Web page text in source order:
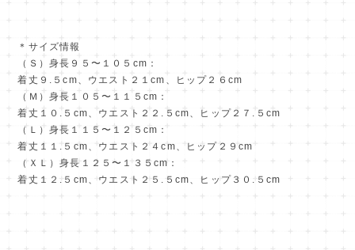
＊サイズ情報
（Ｓ）身長９５〜１０５cm：
着丈９.５cm、ウエスト２１cm、ヒップ２６cm
（Ｍ）身長１０５〜１１５cm：
着丈１０.５cm、ウエスト２２.５cm、ヒップ２７.５cm
（Ｌ）身長１１５〜１２５cm：
着丈１１.５cm、ウエスト２４cm、ヒップ２９cm
（ＸＬ）身長１２５〜１３５cm：
着丈１２.５cm、ウエスト２５.５cm、ヒップ３０.５cm